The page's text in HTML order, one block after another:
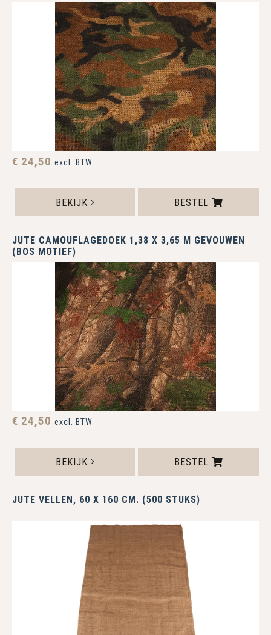
€ 24,50 excl. BTW
BEKIJK BESTEL
JUTE CAMOUFLAGEDOEK 1,38 X 3,65 M GEVOUWEN
(BOS MOTIEF)
€ 24,50 excl. BTW
BEKIJK BESTEL
JUTE VELLEN, 60 X 160 CM. (500 STUKS)